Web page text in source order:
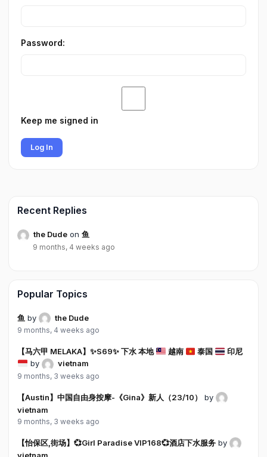
Password:
Keep me signed in
Log In
Recent Replies
the Dude on 鱼
9 months, 4 weeks ago
Popular Topics
鱼 by the Dude
9 months, 4 weeks ago
【马六甲 MELAKA】 ✨S69✨下水 本地 越南 泰国
印尼
by
vietnam
9 months, 3 weeks ago
【Austin】中国自由身按摩-《Gina》新人（23/10）
by
vietnam
9 months, 3 weeks ago
【怡保区,街场】💞Girl Paradise VIP168💞酒店下水服务 by